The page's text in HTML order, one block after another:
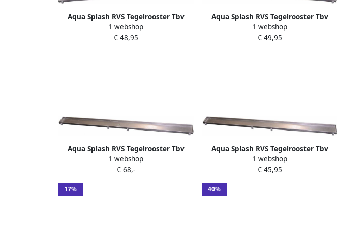
Aqua Splash RVS Tegelrooster Tbv
Douchegoot 90X7
1 webshop
€ 48,95
Aqua Splash RVS Tegelrooster Tbv
Douchegoot 100X7
1 webshop
€ 49,95
Aqua Splash RVS Tegelrooster Tbv
Douchegoot 120X7
1 webshop
€ 68,-
Aqua Splash RVS Tegelrooster Tbv
Douchegoot 80X7
1 webshop
€ 45,95
17% 40%